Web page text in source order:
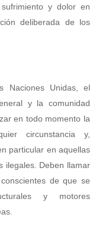
y dolor en
deliberada de los
Naciones Unidas, el
y la comunidad
en todo momento la
circunstancia y,
particular en aquellas
ilegales. Deben llamar
de que se
y motores